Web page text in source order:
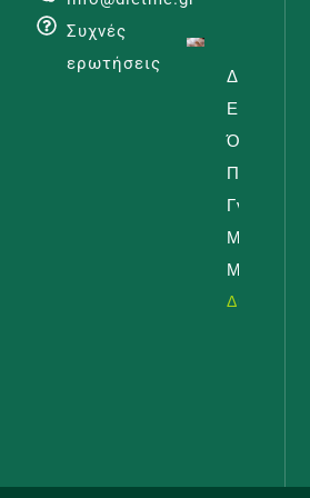
Συχνές
ερωτήσεις
Διατροφή
Όλα Όσα
Πρέπει
Γνωρίζει
Μαμά
Διαβάστε